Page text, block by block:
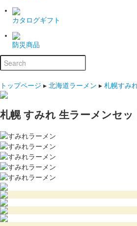
カタログギフト
防災商品
トップページ ▸ 北海道ラーメン ▸ 札幌すみ
札幌 すみれ 生ラーメンセッ